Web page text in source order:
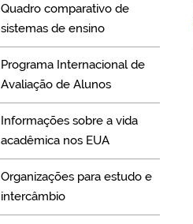
Quadro comparativo de
sistemas de ensino
Programa Internacional de
Avaliação de Alunos
Informações sobre a vida
acadêmica nos EUA
Organizações para estudo e
intercâmbio